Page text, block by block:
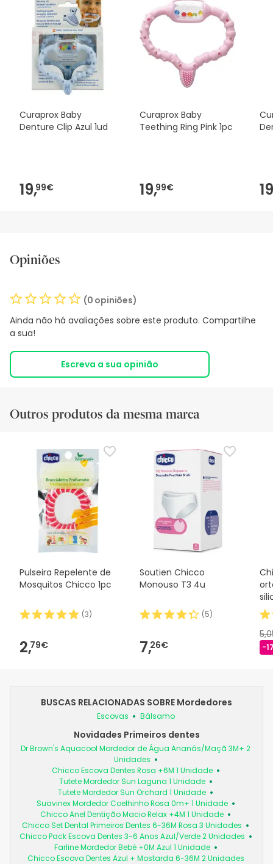
Curaprox Baby
Denture Clip Azul 1ud
19,99€
Curaprox Baby
Teething Ring Pink 1pc
19,99€
Opiniões
(0 opiniões)
Ainda não há avaliações sobre este produto. Compartilhe
a sua!
Escreva a sua opinião
Outros produtos da mesma marca
Pulseira Repelente de
Mosquitos Chicco 1pc
(3)
2,79€
Soutien Chicco
Monouso T3 4u
(5)
7,26€ -
BUSCAS RELACIONADAS SOBRE Mordedores
Escovas Bálsamo
Novidades Primeiros dentes
Dr Brown's Aquacool Mordedor de Água Ananás/Maçã 3M+ 2
Unidades
Chicco Escova Dentes Rosa +6M 1 Unidade
Tutete Mordedor Sun Laguna 1 Unidade
Tutete Mordedor Sun Orchard 1 Unidade
Suavinex Mordedor Coelhinho Rosa 0m+ 1 Unidade
Chicco Anel Dentição Macio Relax +4M 1 Unidade
Chicco Set Dental Primeiros Dentes 6-36M Rosa 3 Unidades
Chicco Pack Escova Dentes 3-6 Anos Azul/Verde 2 Unidades
Farline Mordedor Bebé +0M Azul 1 Unidade
Chicco Escova Dentes Azul + Mostarda 6-36M 2 Unidades